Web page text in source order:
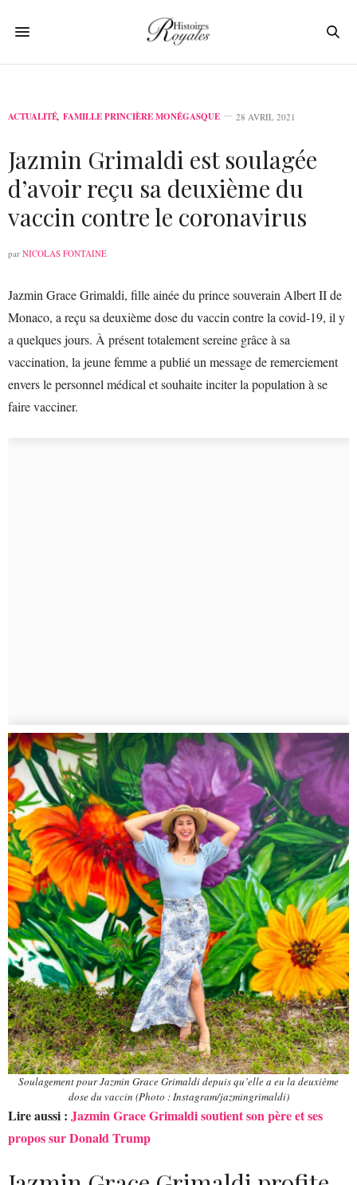
ACTUALITÉ, FAMILLE PRINCIÈRE MONÉGASQUE 28 AVRIL 2021
Jazmin Grimaldi est soulagée
d’avoir reçu sa deuxième du
vaccin contre le coronavirus
par NICOLAS FONTAINE
Jazmin Grace Grimaldi, fille ainée du prince souverain Albert II de
Monaco, a reçu sa deuxième dose du vaccin contre la covid-19, il y
a quelques jours. À présent totalement sereine grâce à sa
vaccination, la jeune femme a publié un message de remerciement
envers le personnel médical et souhaite inciter la population à se
faire vacciner.
Soulagement pour Jazmin Grace Grimaldi depuis qu’elle a eu la deuxième
dose du vaccin (Photo : Instagram/jazmingrimaldi)
Lire aussi : Jazmin Grace Grimaldi soutient son père et ses
propos sur Donald Trump